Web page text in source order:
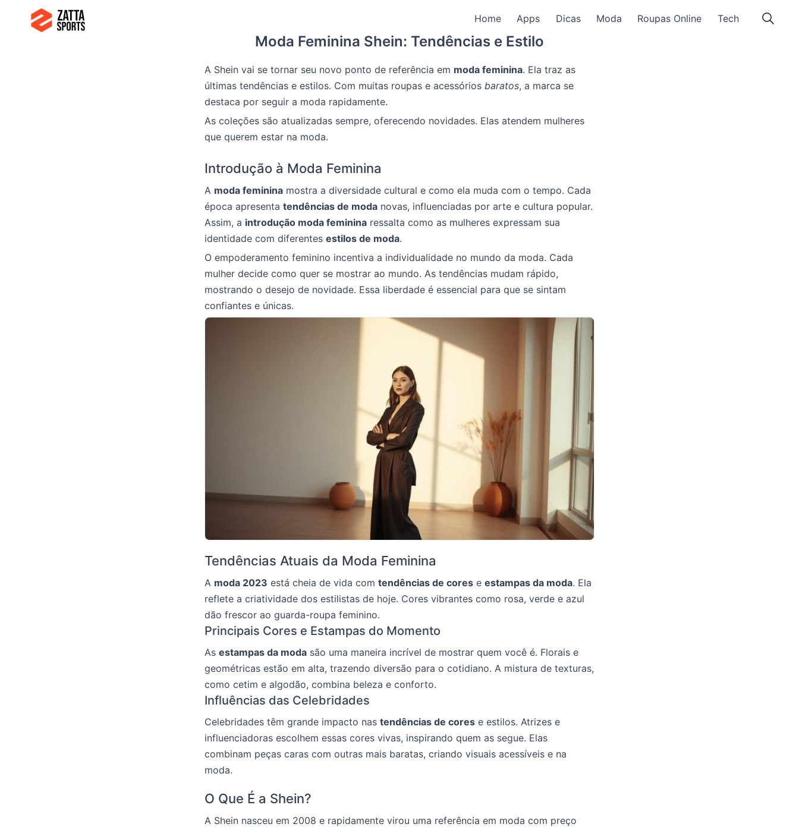
Home Apps Dicas Moda Roupas Online Tech
Moda Feminina Shein: Tendências e Estilo
A Shein vai se tornar seu novo ponto de referência em moda feminina. Ela traz as
últimas tendências e estilos. Com muitas roupas e acessórios baratos, a marca se
destaca por seguir a moda rapidamente.
As coleções são atualizadas sempre, oferecendo novidades. Elas atendem mulheres
que querem estar na moda.
Introdução à Moda Feminina
A moda feminina mostra a diversidade cultural e como ela muda com o tempo. Cada
época apresenta tendências de moda novas, influenciadas por arte e cultura popular.
Assim, a introdução moda feminina ressalta como as mulheres expressam sua
identidade com diferentes estilos de moda.
O empoderamento feminino incentiva a individualidade no mundo da moda. Cada
mulher decide como quer se mostrar ao mundo. As tendências mudam rápido,
mostrando o desejo de novidade. Essa liberdade é essencial para que se sintam
confiantes e únicas.
Tendências Atuais da Moda Feminina
A moda 2023 está cheia de vida com tendências de cores e estampas da moda. Ela
reflete a criatividade dos estilistas de hoje. Cores vibrantes como rosa, verde e azul
dão frescor ao guarda-roupa feminino.
Principais Cores e Estampas do Momento
As estampas da moda são uma maneira incrível de mostrar quem você é. Florais e
geométricas estão em alta, trazendo diversão para o cotidiano. A mistura de texturas,
como cetim e algodão, combina beleza e conforto.
Influências das Celebridades
Celebridades têm grande impacto nas tendências de cores e estilos. Atrizes e
influenciadoras escolhem essas cores vivas, inspirando quem as segue. Elas
combinam peças caras com outras mais baratas, criando visuais acessíveis e na
moda.
O Que É a Shein?
A Shein nasceu em 2008 e rapidamente virou uma referência em moda com preço